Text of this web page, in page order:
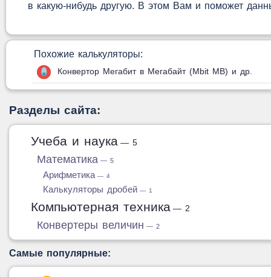
в какую-нибудь другую. В этом Вам и поможет
Похожие калькуляторы:
Конвертор Мегабит в Мегабайт (Mbit MB) и др.
Разделы сайта:
Учеба и наука — 5
Математика — 5
Арифметика — 4
Калькуляторы дробей — 1
Компьютерная техника — 2
Конвертеры величин — 2
Самые популярные: